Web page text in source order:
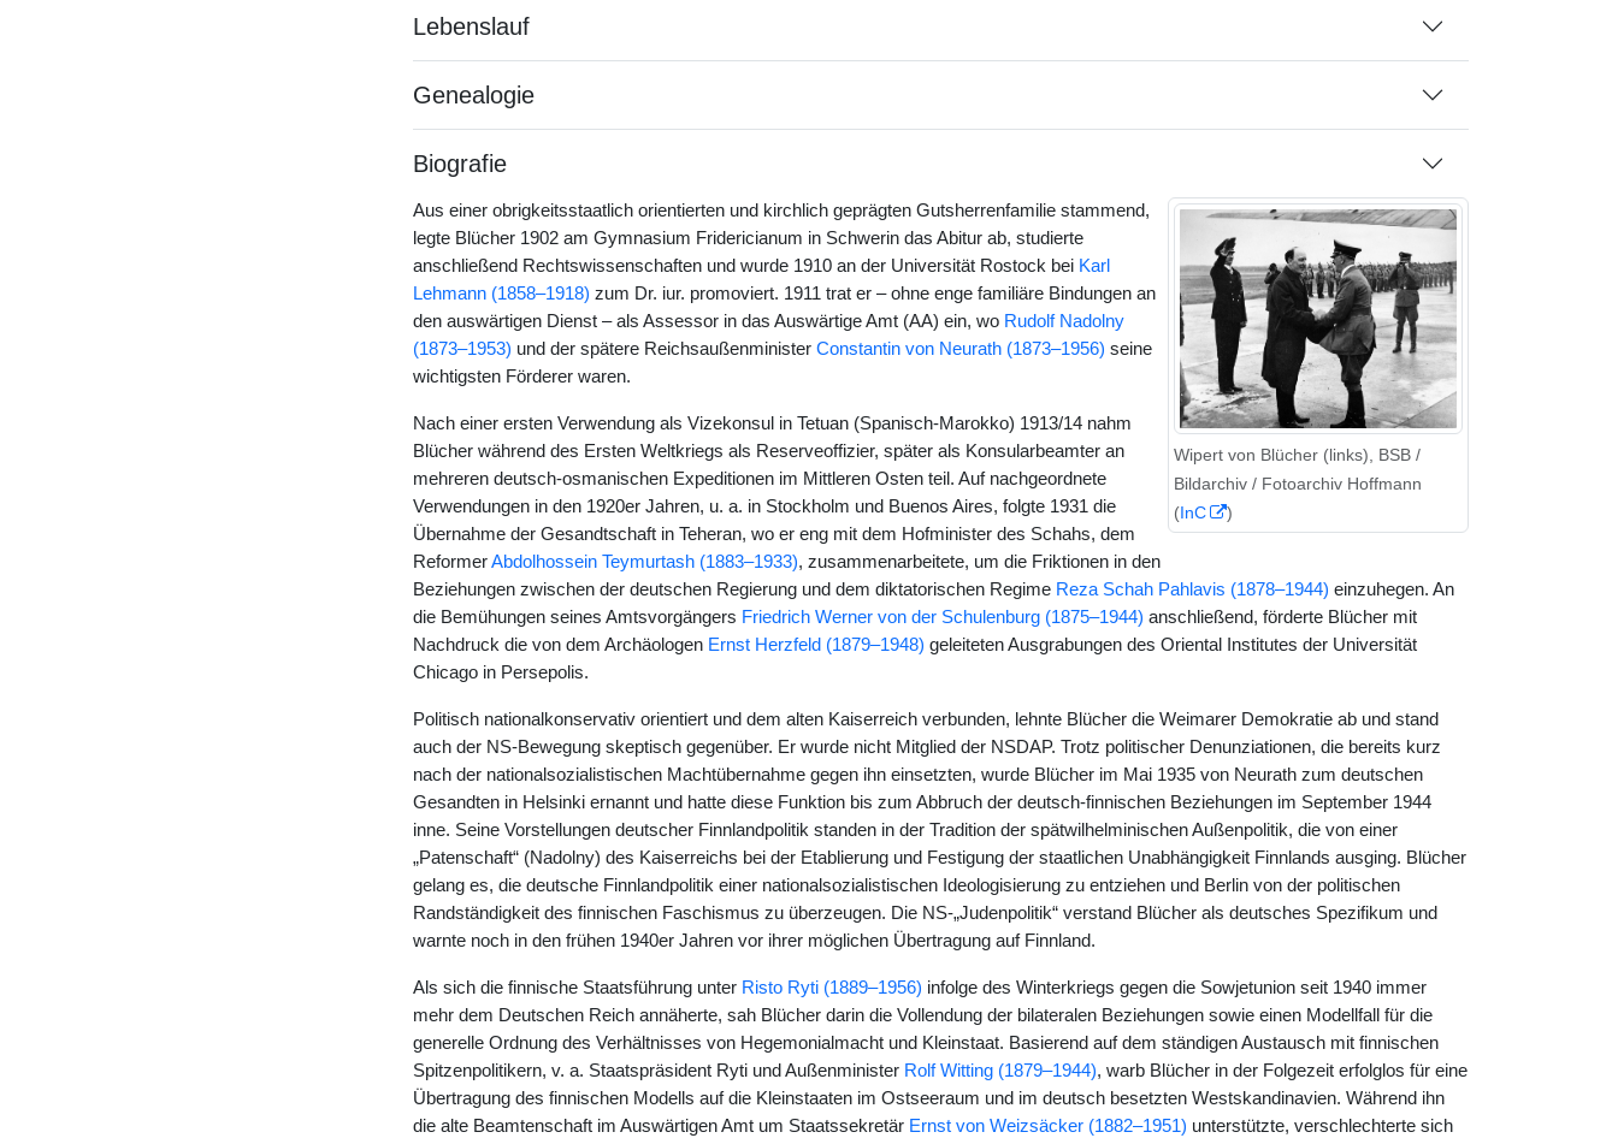
Lebenslauf
Genealogie
Biografie
Wipert von Blücher (links), BSB /
Bildarchiv / Fotoarchiv Hoffmann
(InC )
Aus einer obrigkeitsstaatlich orientierten und kirchlich geprägten Gutsherrenfamilie stammend,
legte Blücher 1902 am Gymnasium Fridericianum in Schwerin das Abitur ab, studierte
anschließend Rechtswissenschaften und wurde 1910 an der Universität Rostock bei Karl
Lehmann (1858–1918) zum Dr. iur. promoviert. 1911 trat er – ohne enge familiäre Bindungen an
den auswärtigen Dienst – als Assessor in das Auswärtige Amt (AA) ein, wo Rudolf Nadolny
(1873–1953) und der spätere Reichsaußenminister Constantin von Neurath (1873–1956) seine
wichtigsten Förderer waren.
Nach einer ersten Verwendung als Vizekonsul in Tetuan (Spanisch-Marokko) 1913/14 nahm
Blücher während des Ersten Weltkriegs als Reserveoffizier, später als Konsularbeamter an
mehreren deutsch-osmanischen Expeditionen im Mittleren Osten teil. Auf nachgeordnete
Verwendungen in den 1920er Jahren, u. a. in Stockholm und Buenos Aires, folgte 1931 die
Übernahme der Gesandtschaft in Teheran, wo er eng mit dem Hofminister des Schahs, dem
ReformerAbdolhossein Teymurtash (1883–1933), zusammenarbeitete, um die Friktionen in den
Beziehungen zwischen der deutschen Regierung und dem diktatorischen Regime Reza Schah Pahlavis (1878–1944) einzuhegen. An
die Bemühungen seines Amtsvorgängers Friedrich Werner von der Schulenburg (1875–1944) anschließend, förderte Blücher mit
Nachdruck die von dem Archäologen Ernst Herzfeld (1879–1948) geleiteten Ausgrabungen des Oriental Institutes der Universität
Chicago in Persepolis.
Politisch nationalkonservativ orientiert und dem alten Kaiserreich verbunden, lehnte Blücher die Weimarer Demokratie ab und stand
auch der NS-Bewegung skeptisch gegenüber. Er wurde nicht Mitglied der NSDAP. Trotz politischer Denunziationen, die bereits kurz
nach der nationalsozialistischen Machtübernahme gegen ihn einsetzten, wurde Blücher im Mai 1935 von Neurath zum deutschen
Gesandten in Helsinki ernannt und hatte diese Funktion bis zum Abbruch der deutsch-finnischen Beziehungen im September 1944
inne. Seine Vorstellungen deutscher Finnlandpolitik standen in der Tradition der spätwilhelminischen Außenpolitik, die von einer
„Patenschaft“ (Nadolny) des Kaiserreichs bei der Etablierung und Festigung der staatlichen Unabhängigkeit Finnlands ausging. Blücher
gelang es, die deutsche Finnlandpolitik einer nationalsozialistischen Ideologisierung zu entziehen und Berlin von der politischen
Randständigkeit des finnischen Faschismus zu überzeugen. Die NS-„Judenpolitik“ verstand Blücher als deutsches Spezifikum und
warnte noch in den frühen 1940er Jahren vor ihrer möglichen Übertragung auf Finnland.
Als sich die finnische Staatsführung unter Risto Ryti (1889–1956) infolge des Winterkriegs gegen die Sowjetunion seit 1940 immer
mehr dem Deutschen Reich annäherte, sah Blücher darin die Vollendung der bilateralen Beziehungen sowie einen Modellfall für die
generelle Ordnung des Verhältnisses von Hegemonialmacht und Kleinstaat. Basierend auf dem ständigen Austausch mit finnischen
Spitzenpolitikern, v. a. Staatspräsident Ryti und Außenminister Rolf Witting (1879–1944), warb Blücher in der Folgezeit erfolglos für eine
Übertragung des finnischen Modells auf die Kleinstaaten im Ostseeraum und im deutsch besetzten Westskandinavien. Während ihn
die alte Beamtenschaft im Auswärtigen Amt um Staatssekretär Ernst von Weizsäcker (1882–1951) unterstützte, verschlechterte sich